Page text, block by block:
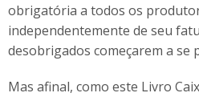
obrigatória a todos os
independentemente de seu
desobrigados começarem a se
Mas afinal, como este Livro